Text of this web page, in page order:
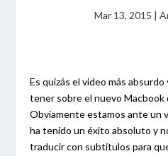
Mar 13, 2015 |
Es quizás el video más
tener sobre el nuevo
Obviamente estamos ante un
ha tenido un éxito absoluto y
traducir con subtítulos para